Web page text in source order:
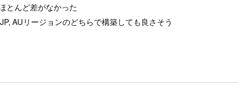
とんど差がなかった
AUリージョンのどちらで構築しても良さそう